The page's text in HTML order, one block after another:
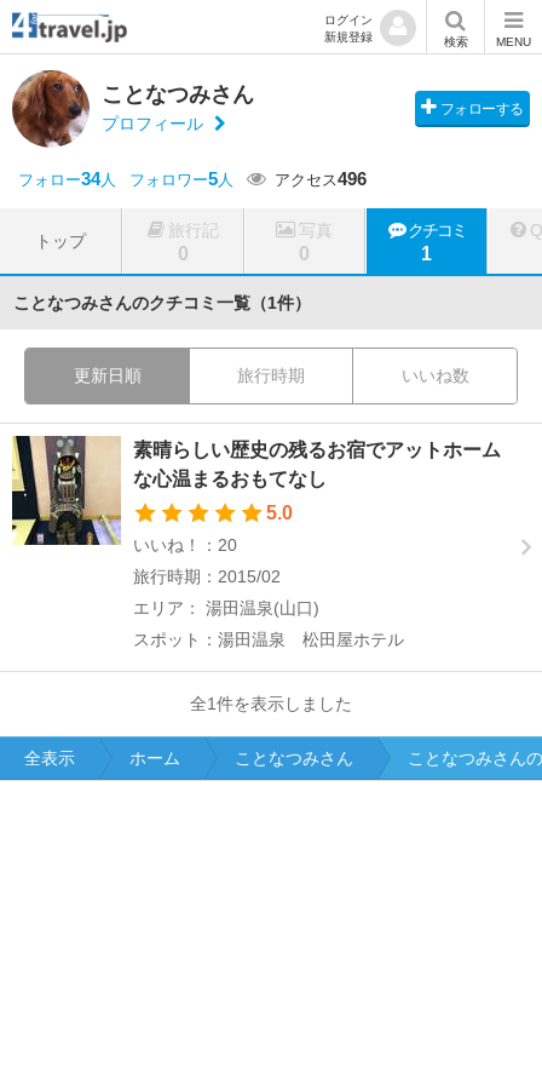
ログイン
新規登録
検索 MENU
ことなつみさん
プロフィール
フォローする
フォロー34人 フォロワー5人 アクセス496
トップ
旅行記
0
写真
0
クチコミ
1
ことなつみさんのクチコミ一覧（1件）
更新日順 旅行時期 いいね数
素晴らしい歴史の残るお宿でアットホーム
な心温まるおもてなし
5.0
いいね！：20
旅行時期：2015/02
エリア： 湯田温泉(山口)
スポット：湯田温泉 松田屋ホテル
全1件を表示しました
全表示 ホーム ことなつみさん ことなつみさん